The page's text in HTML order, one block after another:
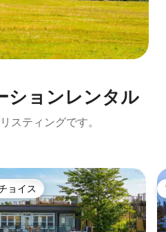
ションレンタル
スティングです。
ストチョイスです。
ョイス